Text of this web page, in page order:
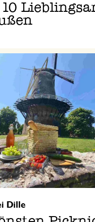
Dille